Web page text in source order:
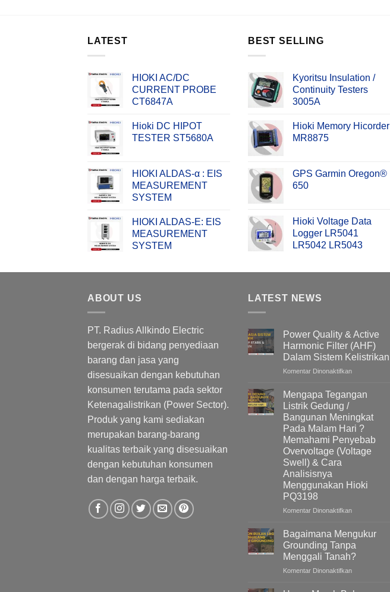
LATEST
HIOKI AC/DC
CURRENT PROBE
CT6847A
Hioki DC HIPOT
TESTER ST5680A
HIOKI ALDAS-α : EIS
MEASUREMENT
SYSTEM
HIOKI ALDAS-E: EIS
MEASUREMENT
SYSTEM
BEST SELLING
Kyoritsu Insulation /
Continuity Testers
3005A
Hioki Memory Hicorder
MR8875
GPS Garmin Oregon®
650
Hioki Voltage Data
Logger LR5041
LR5042 LR5043
ABOUT US
PT. Radius Allkindo Electric
bergerak di bidang penyediaan
barang dan jasa yang
disesuaikan dengan kebutuhan
konsumen terutama pada sektor
Ketenagalistrikan (Power Sector).
Produk yang kami sediakan
merupakan barang-barang
kualitas terbaik yang disesuaikan
dengan kebutuhan konsumen
dan dengan harga terbaik.
LATEST NEWS
Power Quality & Active
Harmonic Filter (AHF)
Dalam Sistem Kelistrikan
Komentar Dinonaktifkanpada
Quality
&
Harmonic
Filter
(AHF)
Dalam
Mengapa Tegangan
Listrik Gedung /
Bangunan Meningkat
Pada Malam Hari ?
Memahami Penyebab
Overvoltage (Voltage
Swell) & Cara
Analisisnya
Menggunakan Hioki
PQ3198
Komentar Dinonaktifkanpada
Tegangan
Listrik
Gedung
/
Bangunan
Bagaimana Mengukur
Grounding Tanpa
Menggali Tanah?
Komentar Dinonaktifkanpada
Mengukur